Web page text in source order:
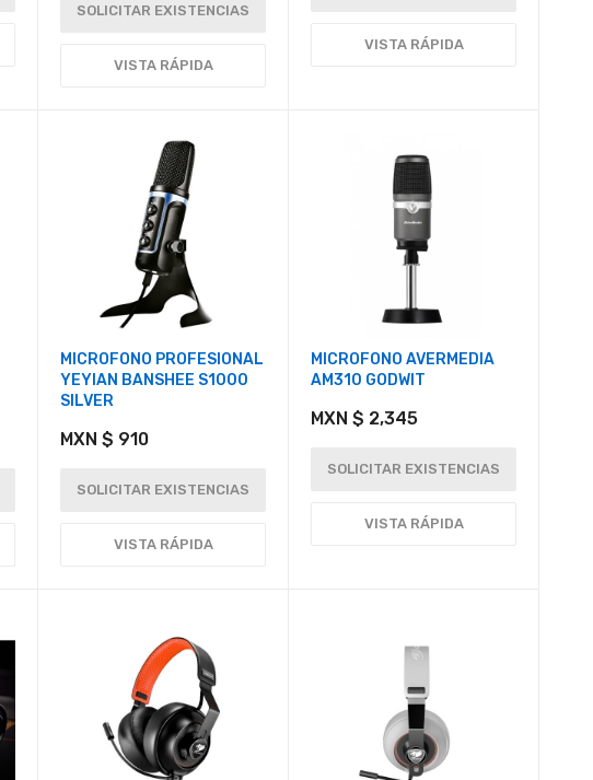
SOLICITAR EXISTENCIAS
VISTA RÁPIDA
VISTA RÁPIDA
MICROFONO PROFESIONAL
YEYIAN BANSHEE S1000
SILVER
MXN $ 910
SOLICITAR EXISTENCIAS
VISTA RÁPIDA
MICROFONO AVERMEDIA
AM310 GODWIT
MXN $ 2,345
SOLICITAR EXISTENCIAS
VISTA RÁPIDA